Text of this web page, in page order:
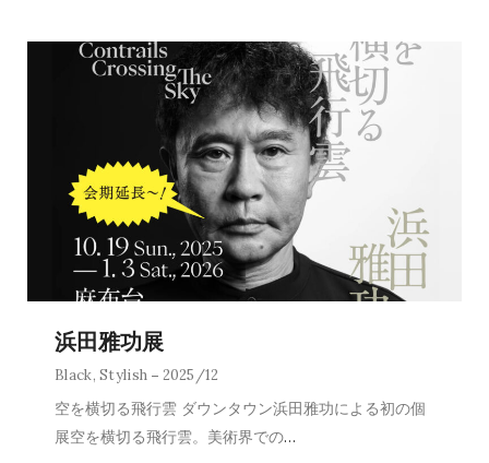
浜田雅功展
Black,Stylish 2025/12
空を横切る飛行雲 ダウンタウン浜田雅功による初の個
展空を横切る飛行雲。美術界での…